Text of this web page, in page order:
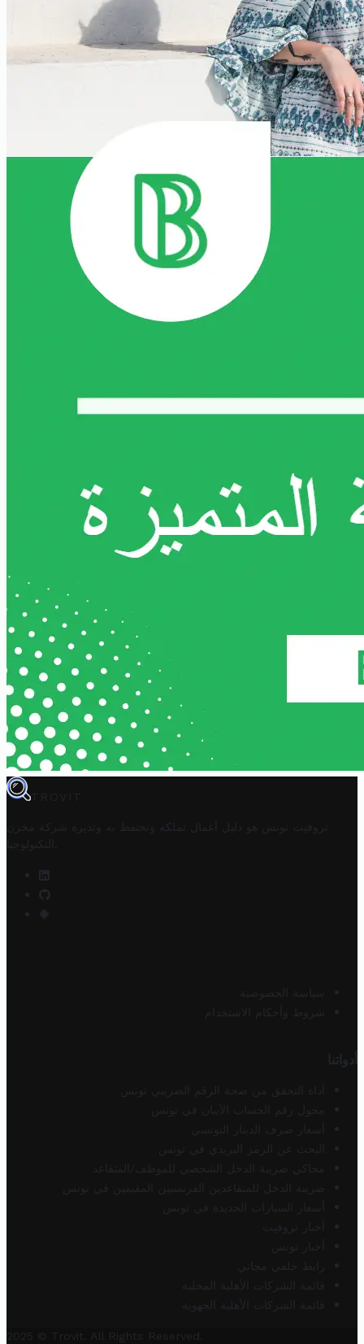
TROVIT
تروفيت تونس هو دليل أعمال تملكه وتحتفظ به وتديره
شركة مخزن
التكنولوجيا
سياسة الخصوصية
شروط وأحكام الاستخدام
أدواتنا
أداة التحقق من صحة الرقم الضريبي تونس
محول رقم الحساب الآيبان في تونس
أسعار صرف الدينار التونسي
البحث عن الرمز البريدي في تونس
محاكي ضريبة الدخل الشخصي للموظف/المتقاعد
ضريبة الدخل للمتقاعدين الفرنسيين المقيمين في تونس
أسعار السيارات الجديدة في تونس
أخبار تروفيت
أخبار تونس
رابط خلفي مجاني
قائمة الشركات الأهلية المحلية
قائمة الشركات الأهلية الجهوية
2025 © Trovit. All Rights Reserved.